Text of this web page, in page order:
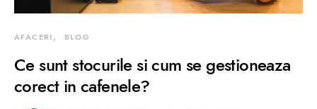
AFACERI BLOG
Ce sunt stocurile si cum se gestioneaza
corect in cafenele?